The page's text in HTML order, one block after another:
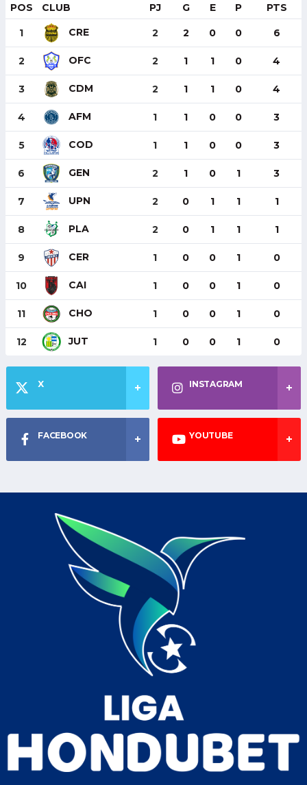
POS CLUB PJ G E P PTS
1 CRE 2 2 0 0 6
2 OFC 2 1 1 0 4
3 CDM 2 1 1 0 4
4 AFM 1 1 0 0 3
5 COD 1 1 0 0 3
6 GEN 2 1 0 1 3
7 UPN 2 0 1 1 1
8 PLA 2 0 1 1 1
9 CER 1 0 0 1 0
10 CAI 1 0 0 1 0
11 CHO 1 0 0 1 0
12 JUT 1 0 0 1 0
X INSTAGRAM
FACEBOOK YOUTUBE